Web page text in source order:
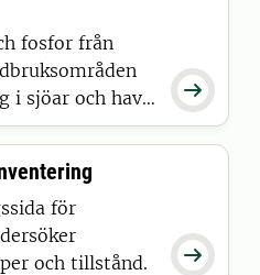
av
som Agenda

fosfor från
i sjöar och hav.
svenska
på
fosfor i
åkermark.

för
och tillstånd.